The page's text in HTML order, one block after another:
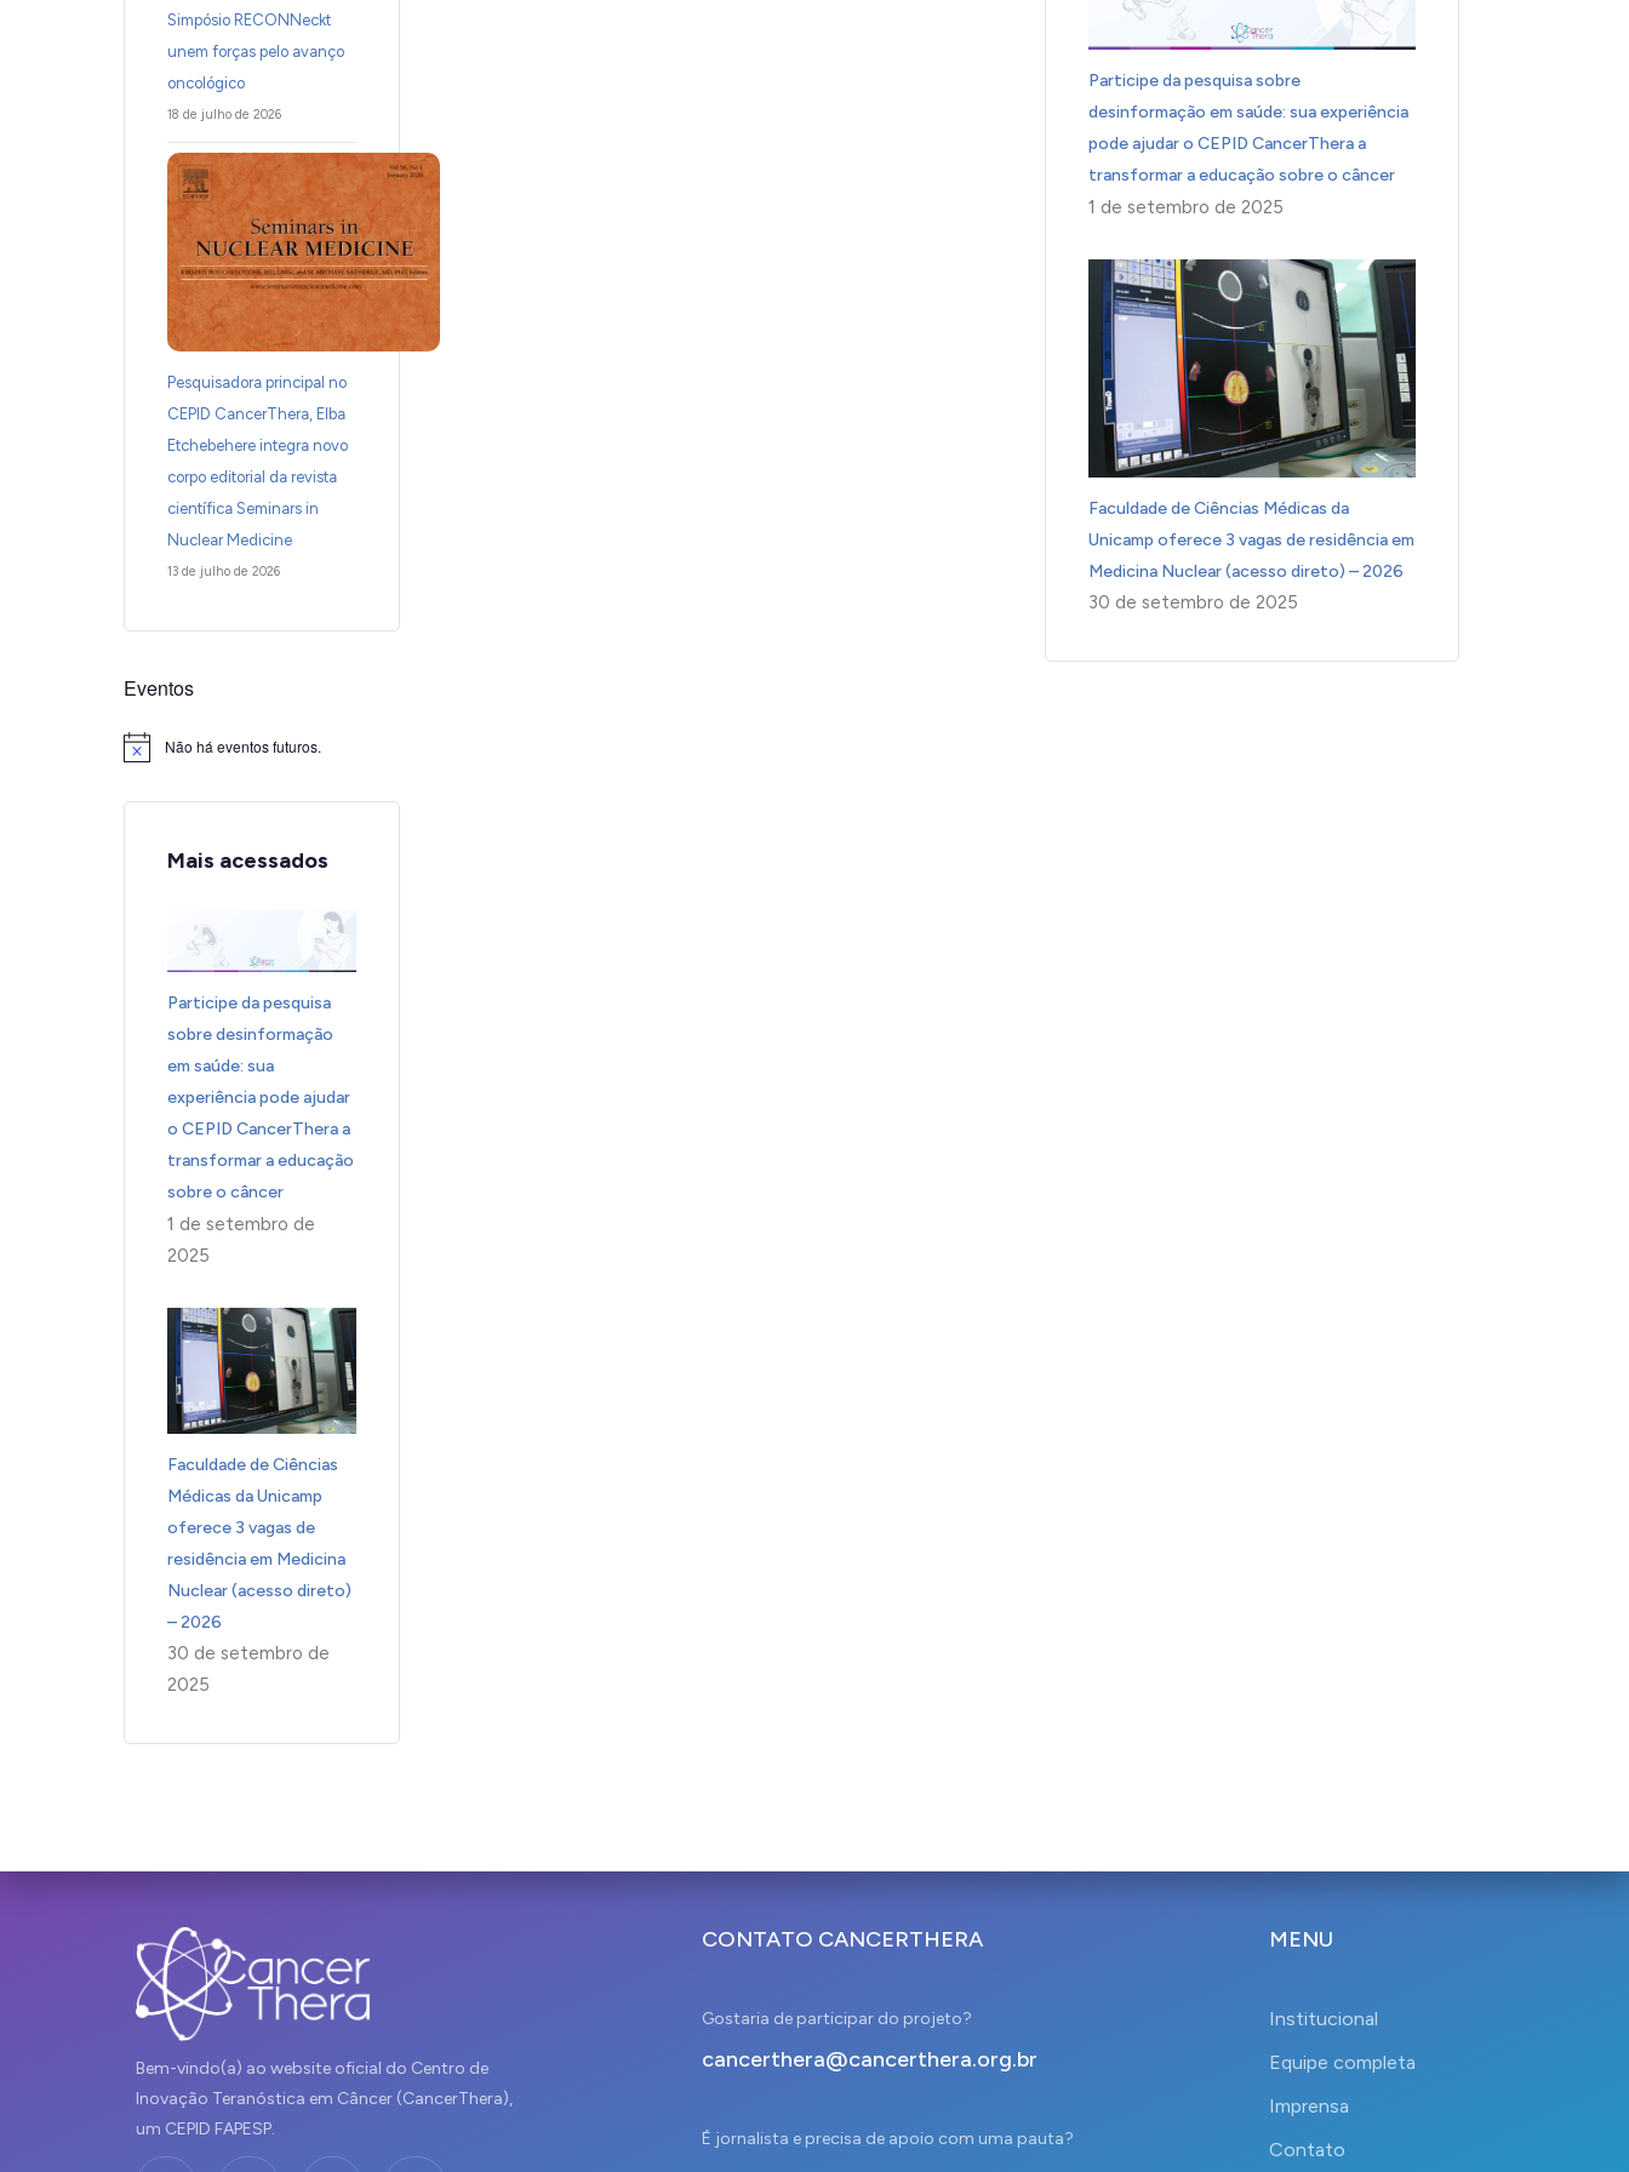
Simpósio RECONNeckt
unem forças pelo avanço
oncológico
18 de julho de 2026
Pesquisadora principal no
CEPID CancerThera, Elba
Etchebehere integra novo
corpo editorial da revista
científica Seminars in
Nuclear Medicine
13 de julho de 2026
Eventos
Notice Não há eventos futuros.
Mais acessados
Participe da pesquisa
sobre desinformação
em saúde: sua
experiência pode ajudar
o CEPID CancerThera a
transformar a educação
sobre o câncer
1 de setembro de
2025
Faculdade de Ciências
Médicas da Unicamp
oferece 3 vagas de
residência em Medicina
Nuclear (acesso direto)
– 2026
30 de setembro de
2025
Participe da pesquisa sobre
desinformação em saúde: sua experiência
pode ajudar o CEPID CancerThera a
transformar a educação sobre o câncer
1 de setembro de 2025
Faculdade de Ciências Médicas da
Unicamp oferece 3 vagas de residência em
Medicina Nuclear (acesso direto) – 2026
30 de setembro de 2025
Bem-vindo(a) ao website oficial do Centro de
Inovação Teranóstica em Câncer (CancerThera),
um CEPID FAPESP.
CONTATO CANCERTHERA
Gostaria de participar do projeto?
cancerthera@cancerthera.org.br
É jornalista e precisa de apoio com uma pauta?
MENU
Institucional
Equipe completa
Imprensa
Contato